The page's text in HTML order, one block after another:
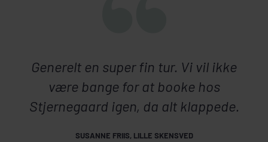
Generelt en super fin tur. Vi vil ikke
være bange for at booke hos
Stjernegaard igen, da alt klappede.
SUSANNE FRIIS, LILLE SKENSVED